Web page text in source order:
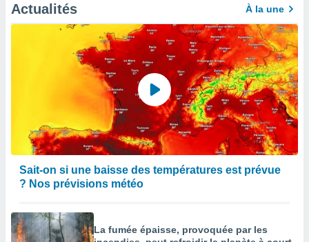
Actualités À la une
Sait-on si une baisse des températures est prévue
? Nos prévisions météo
La fumée épaisse, provoquée par les